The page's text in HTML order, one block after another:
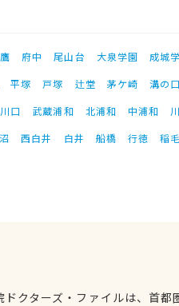
府中 尾山台 大泉学園 成城
平塚 戸塚 辻堂 茅ケ崎
溝の口
口 武蔵浦和 北浦和 中浦和
西白井 白井 船橋 行徳 稲毛
ドクターズ・ファイルは、首